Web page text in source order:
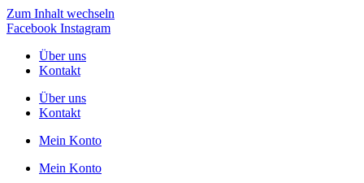
Zum Inhalt wechseln
Facebook Instagram
Über uns
Kontakt
Über uns
Kontakt
Mein Konto
Mein Konto